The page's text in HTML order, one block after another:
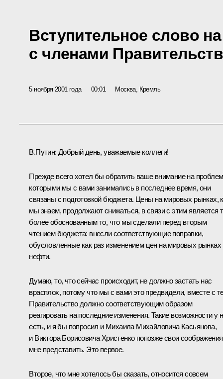
Вступительное слово
с членами
5 ноября 2001 года 00:01 Москва, Кремль
В.Путин: Добрый день, уважаемые коллеги!
Прежде всего хотел бы обратить ваше внимание на
которыми мы с вами занимались в последнее время, они
связаны с подготовкой бюджета. Цены на мировых рынках,
мы знаем, продолжают снижаться, в связи с этим является
более обоснованным то, что мы сделали перед вторым
чтением бюджета: внесли соответствующие поправки,
обусловленные как раз изменением цен на мировых рынках
нефти.
Думаю, то, что сейчас происходит, не должно застать нас
врасплох, потому что мы с вами это предвидели, вместе с
Правительство должно соответствующим образом
реагировать на последние изменения. Такие возможности у
есть, и я бы попросил и Михаила Михайловича Касьянова,
и Виктора Борисовича Христенко попозже свои соображения
мне представить. Это первое.
Второе, что мне хотелось бы сказать, относится совсем